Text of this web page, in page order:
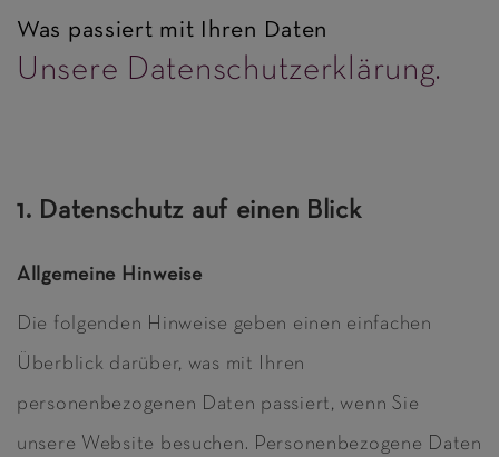
Was passiert mit Ihren Daten
Unsere Datenschutzerklärung.
1. Datenschutz auf einen Blick
Allgemeine Hinweise
Die folgenden Hinweise geben einen einfachen
Überblick darüber, was mit Ihren
personenbezogenen Daten passiert, wenn Sie
unsere Website besuchen. Personenbezogene Daten